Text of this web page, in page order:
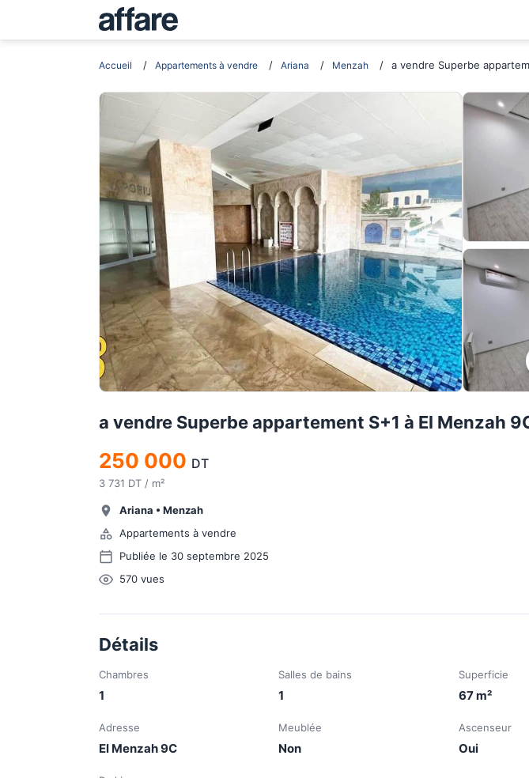
Accueil Appartements à vendre Ariana Menzah a vendre Superbe
a vendre Superbe appartement S+1 à El Menzah
250 000 DT
3 731 DT / m²
Ariana • Menzah
Appartements à vendre
Publiée le 30 septembre 2025
570vues
Détails
Chambres
1
Salles de bains
1
Superficie
67m²
Adresse
El Menzah 9C
Meublée
Non
Ascenseur
Oui